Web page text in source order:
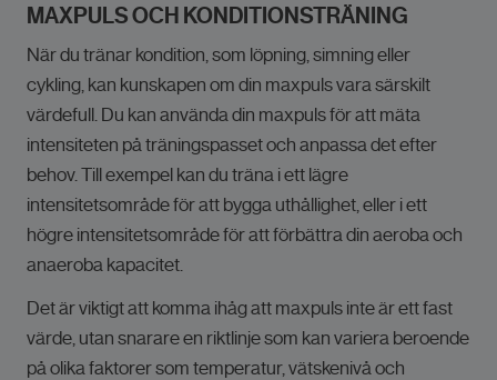
MAXPULS OCH KONDITIONSTRÄNING
När du tränar kondition, som löpning, simning eller
cykling, kan kunskapen om din maxpuls vara särskilt
värdefull. Du kan använda din maxpuls för att mäta
intensiteten på träningspasset och anpassa det efter
behov. Till exempel kan du träna i ett lägre
intensitetsområde för att bygga uthållighet, eller i ett
högre intensitetsområde för att förbättra din aeroba och
anaeroba kapacitet.
Det är viktigt att komma ihåg att maxpuls inte är ett fast
värde, utan snarare en riktlinje som kan variera beroende
på olika faktorer som temperatur, vätskenivå och